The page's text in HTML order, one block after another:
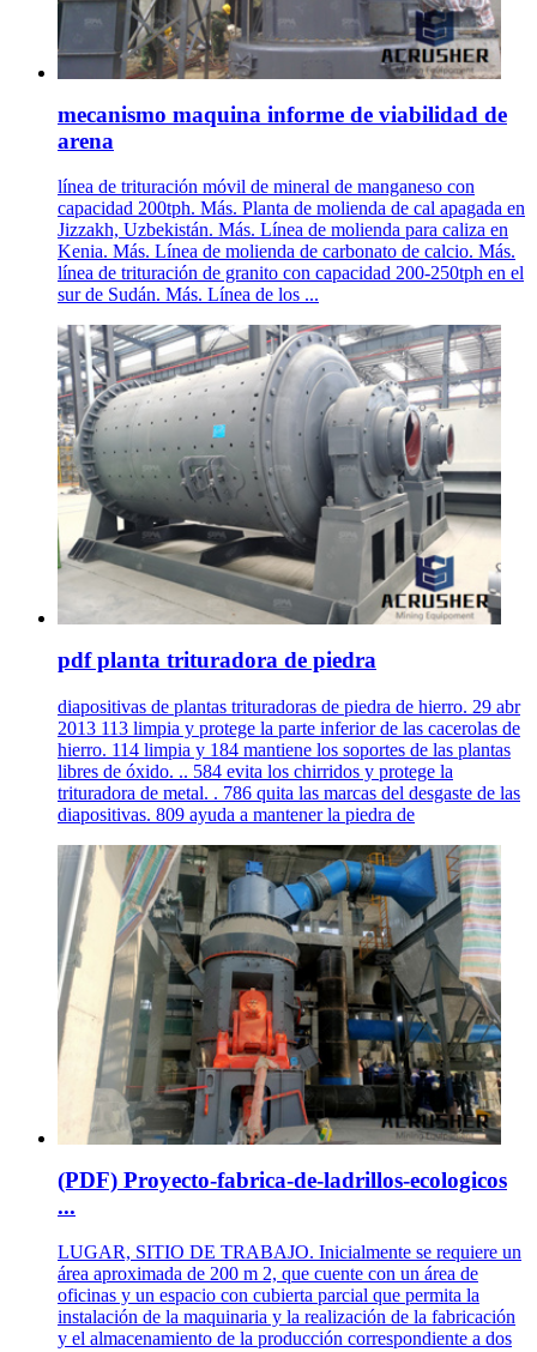
mecanismo maquina informe de viabilidad de
arena
línea de trituración móvil de mineral de manganeso con
capacidad 200tph. Más. Planta de molienda de cal apagada en
Jizzakh, Uzbekistán. Más. Línea de molienda para caliza en
Kenia. Más. Línea de molienda de carbonato de calcio. Más.
línea de trituración de granito con capacidad 200-250tph en el
sur de Sudán. Más. Línea de los ...
pdf planta trituradora de piedra
diapositivas de plantas trituradoras de piedra de hierro. 29 abr
2013 113 limpia y protege la parte inferior de las cacerolas de
hierro. 114 limpia y 184 mantiene los soportes de las plantas
libres de óxido. .. 584 evita los chirridos y protege la
trituradora de metal. . 786 quita las marcas del desgaste de las
diapositivas. 809 ayuda a mantener la piedra de
(PDF) Proyecto-fabrica-de-ladrillos-ecologicos
...
LUGAR, SITIO DE TRABAJO. Inicialmente se requiere un
área aproximada de 200 m 2, que cuente con un área de
oficinas y un espacio con cubierta parcial que permita la
instalación de la maquinaria y la realización de la fabricación
y el almacenamiento de la producción correspondiente a dos